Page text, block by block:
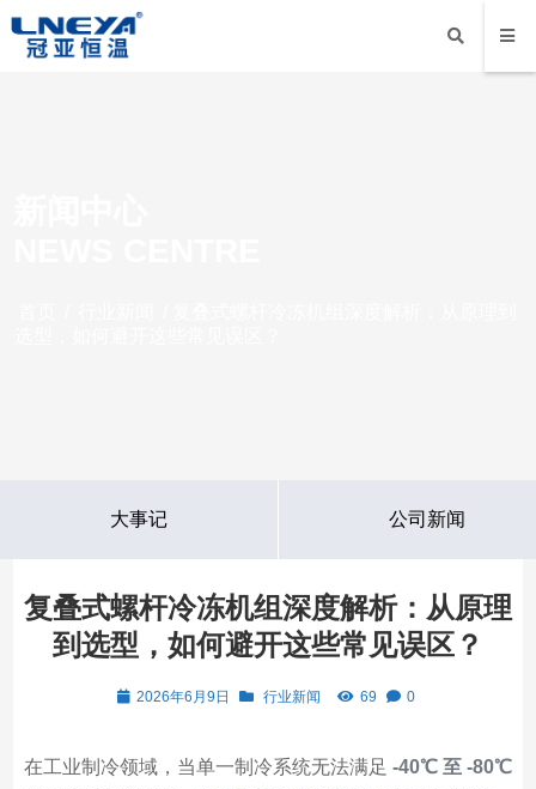
大事记 公司新闻
复叠式螺杆冷冻机组深度解析：从原理
到选型，如何避开这些常见误区？
2026年6月9日 行业新闻 69 0
在工业制冷领域，当单一制冷系统无法满足 -40℃ 至 -80℃